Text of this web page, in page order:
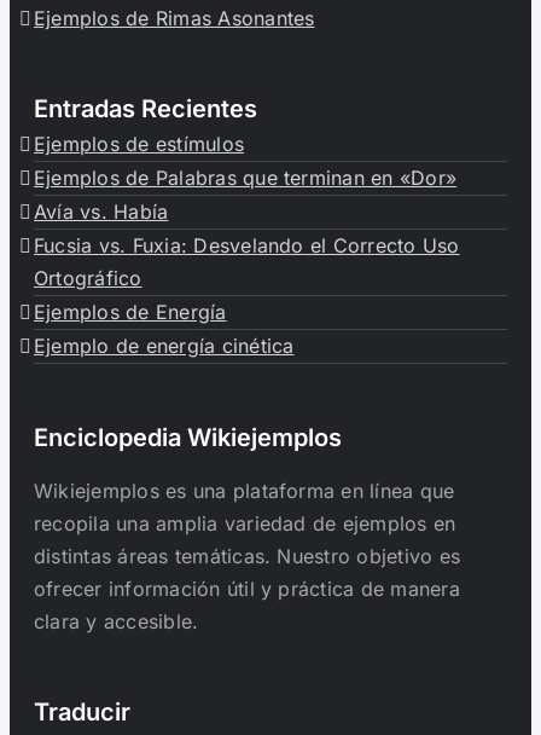
Ejemplos de Rimas Asonantes
Entradas Recientes
Ejemplos de estímulos
Ejemplos de Palabras que terminan en «Dor»
Avía vs. Había
Fucsia vs. Fuxia: Desvelando el Correcto Uso
Ortográfico
Ejemplos de Energía
Ejemplo de energía cinética
Enciclopedia Wikiejemplos
Wikiejemplos es una plataforma en línea que
recopila una amplia variedad de ejemplos en
distintas áreas temáticas. Nuestro objetivo es
ofrecer información útil y práctica de manera
clara y accesible.
Traducir